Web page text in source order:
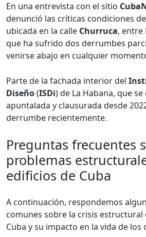
En una entrevista con el sitio
denunció las críticas condiciones
ubicada en la calle Churruca, entre
que ha sufrido dos derrumbes
venirse abajo en cualquier
Parte de la fachada interior del
Diseño(ISDi) de La Habana, que
apuntalada y clausurada desde
derrumbe recientemente.
Preguntas frecuentes
problemas
edificios de Cuba
A continuación, respondemos
comunes sobre la crisis estructural
Cuba y su impacto en la vida de los